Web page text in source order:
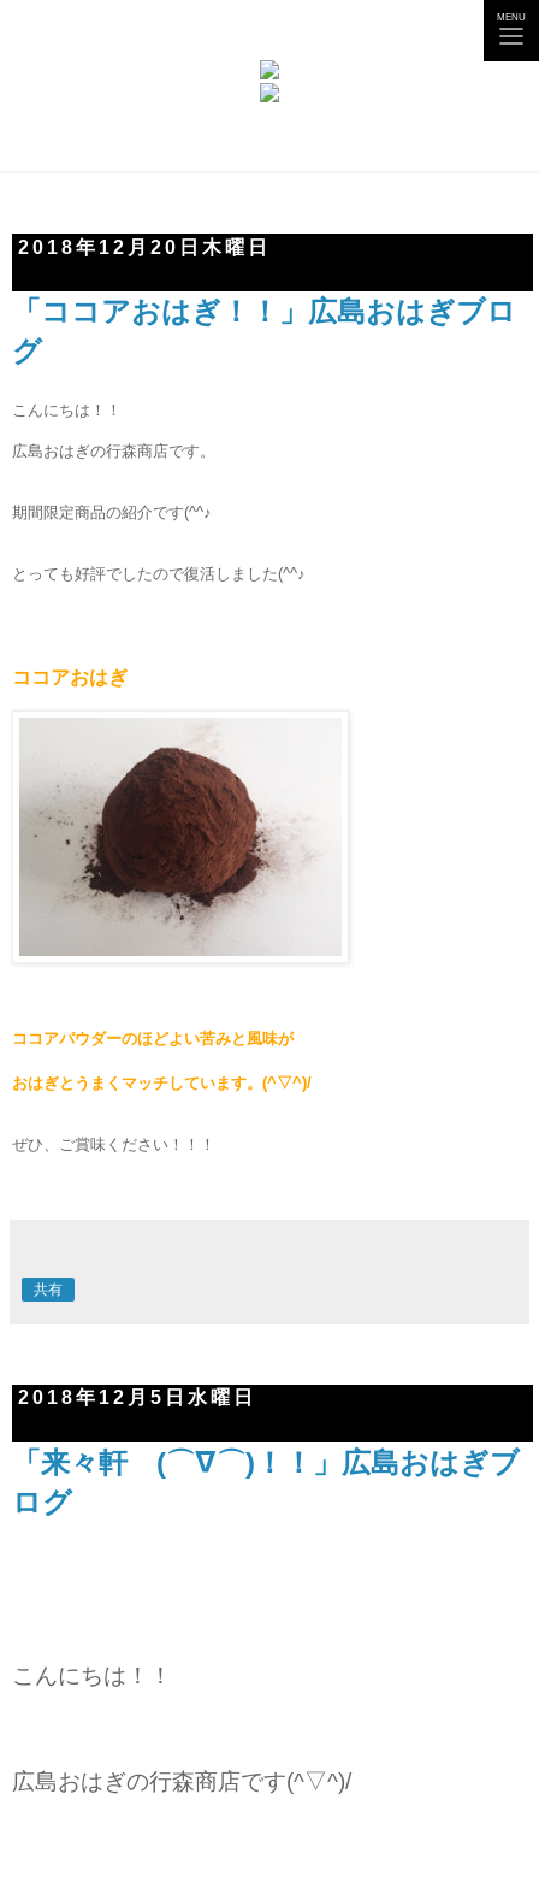
MENU
2018年12月20日木曜日
「ココアおはぎ！！」広島おはぎブロ
グ
こんにちは！！
広島おはぎの行森商店です。
期間限定商品の紹介です(^^♪
とっても好評でしたので復活しました(^^♪
ココアおはぎ
ココアパウダーのほどよい苦みと風味が
おはぎとうまくマッチしています。(^▽^)/
ぜひ、ご賞味ください！！！
共有
2018年12月5日水曜日
「来々軒 (⌒∇⌒)！！」広島おはぎブ
ログ
こんにちは！！
広島おはぎの行森商店です(^▽^)/